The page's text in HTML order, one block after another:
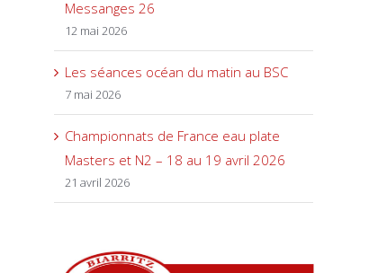
Messanges 26
12 mai 2026
Les séances océan du matin au BSC
7 mai 2026
Championnats de France eau plate
Masters et N2 – 18 au 19 avril 2026
21 avril 2026